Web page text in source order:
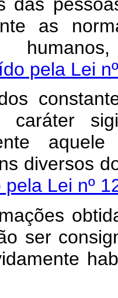
as
pela Lei
caráter
diversos
pela Lei nº
ser